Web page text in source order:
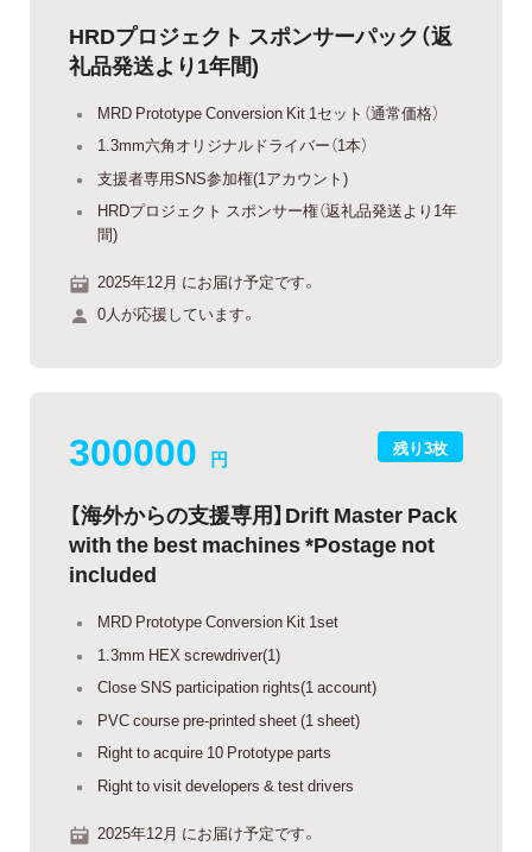
HRDプロジェクト スポンサーパック（返
礼品発送より1年間)
MRD Prototype Conversion Kit 1セット（通常価格）
1.3mm六角オリジナルドライバー（1本）
支援者専用SNS参加権(1アカウント)
HRDプロジェクト スポンサー権（返礼品発送より1年
間)
2025年12月 にお届け予定です。
0人が応援しています。
残り3枚
300000 円
【海外からの支援専用】Drift Master Pack
with the best machines *Postage not
included
MRD Prototype Conversion Kit 1set
1.3mm HEX screwdriver(1)
Close SNS participation rights(1 account)
PVC course pre-printed sheet (1 sheet)
Right to acquire 10 Prototype parts
Right to visit developers & test drivers
2025年12月 にお届け予定です。